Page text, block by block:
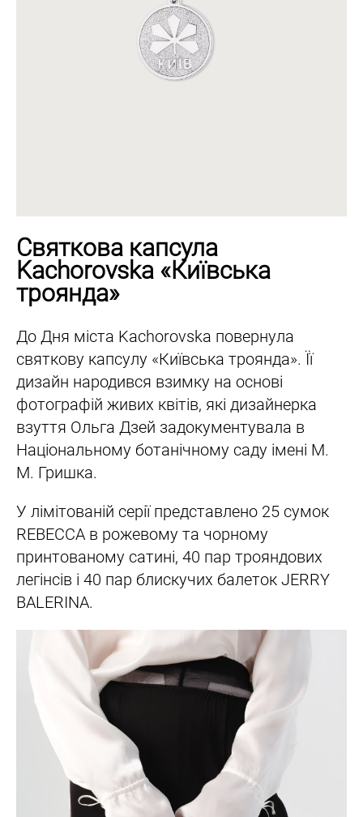
Святкова капсула
Kachorovska «Київська
троянда»
До Дня міста Kachorovska повернула
святкову капсулу «Київська троянда». Її
дизайн народився взимку на основі
фотографій живих квітів, які дизайнерка
взуття Ольга Дзей задокументувала в
Національному ботанічному саду імені М.
М. Гришка.
У лімітованій серії представлено 25 сумок
REBECCA в рожевому та чорному
принтованому сатині, 40 пар трояндових
легінсів і 40 пар блискучих балеток JERRY
BALERINA.